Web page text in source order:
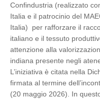
Confindustria (realizzato
Italia e il patrocinio del
Italia) per rafforzare il
italiano e il tessuto
attenzione alla
indiana presente negli
L’iniziativa è citata nella
firmata al termine
(20 maggio 2026). In